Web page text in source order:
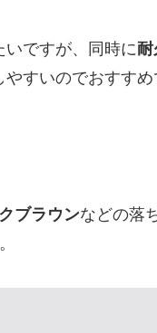
いですが、同時に
すいのでおすすめ
ブラウンなどの落